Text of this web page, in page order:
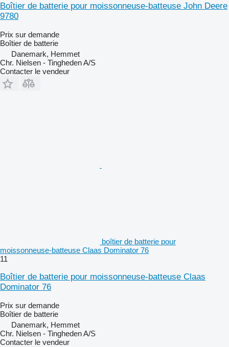
Boîtier de batterie pour moissonneuse-batteuse John Deere
9780
Prix sur demande
Boîtier de batterie
Danemark, Hemmet
Chr. Nielsen - Tingheden A/S
Contacter le vendeur
boîtier de batterie pour
moissonneuse-batteuse Claas Dominator 76
11
Boîtier de batterie pour moissonneuse-batteuse Claas
Dominator 76
Prix sur demande
Boîtier de batterie
Danemark, Hemmet
Chr. Nielsen - Tingheden A/S
Contacter le vendeur